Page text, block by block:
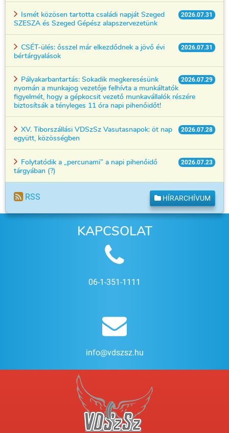
2026.07.31
Ismét közösen tartotta családi napját Szeged
SZESZA és Szeged Gépész alapszervezetünk
2026.07.31
CSÉT-ülés: ősszel már elkezdődnek a jövő évi
bértárgyalások
2026.07.29
Pályakarbantartás: Sokadik megkeresésünk
nyomán a munkajog vezetője felhívta a munkáltatók
figyelmét, hogy a gépkocsit vezető munkavállalók részére
biztosítsák a tényleges 11 óra napi pihenőidőt!
2026.07.28
XV. Tiborszállási VDSzSz Vasutasnapok: öt nap
együtt, közösségben
2026.07.23
Folytatódik a „percunami” a napi pihenőidő
tárgyában (?)
RSS HÍRARCHÍVUM
KAPCSOLAT
06-1-351-1111
info@vdszsz.hu